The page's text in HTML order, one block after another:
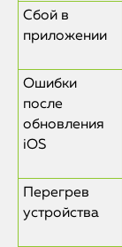
iPhone
MacBook
iPad
Сбой в
приложении
Ошибки
после
обновления
iOS
Перегрев
устройства